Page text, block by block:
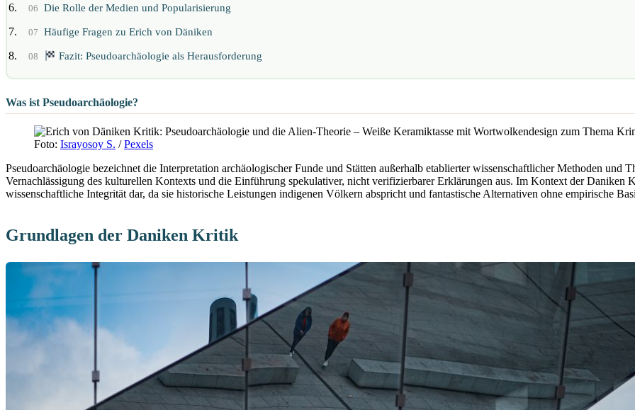
06 Die Rolle der Medien und Popularisierung
07 Häufige Fragen zu Erich von Däniken
08 Fazit: Pseudoarchäologie als Herausforderung
Was ist Pseudoarchäologie?
Foto: Israyosoy S. /Pexels
Pseudoarchäologie bezeichnet die Interpretation archäologischer Funde und Stätten außerhalb etablierter wissenschaftlicher Methoden und
Vernachlässigung des kulturellen Kontexts und die Einführung spekulativer, nicht verifizierbarer Erklärungen aus. Im Kontext der Daniken
wissenschaftliche Integrität dar, da sie historische Leistungen indigenen Völkern abspricht und fantastische Alternativen ohne empirische
Grundlagen der Daniken Kritik